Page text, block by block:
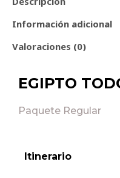
Información adicional
Valoraciones (0)
EGIPTO
Paquete Regular
Itinerario